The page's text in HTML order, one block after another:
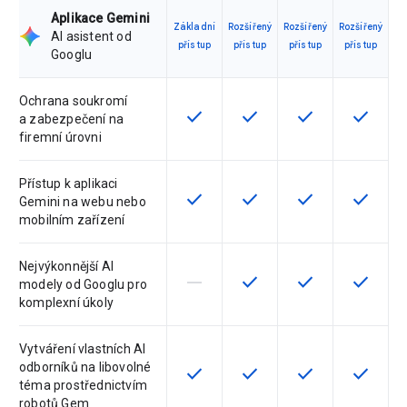
Aplikace Gemini
AI asistent od
Googlu
Základní
přístup
Rozšířený
přístup
Rozšířený
přístup
Rozšířený
přístup
Ochrana soukromí
a zabezpečení na
firemní úrovni
Tato funkce je pro verzi dostupná
check Tato funkce je pro verzi
check Tato funkce je
check Tato
check
Přístup k aplikaci
Gemini na webu nebo
mobilním zařízení
Tato funkce je pro verzi dostupná
check Tato funkce je pro verzi
check Tato funkce je
check Tato
check
Nejvýkonnější AI
modely od Googlu pro
komplexní úkoly
Tato funkce není touto verzí
horizontal_rule Tato funkce je pro verzi
check Tato funkce je
check Tato
check
Vytváření vlastních AI
odborníků na libovolné
téma prostřednictvím
robotů Gem
Tato funkce je pro verzi dostupná
check Tato funkce je pro verzi
check Tato funkce je
check Tato
check